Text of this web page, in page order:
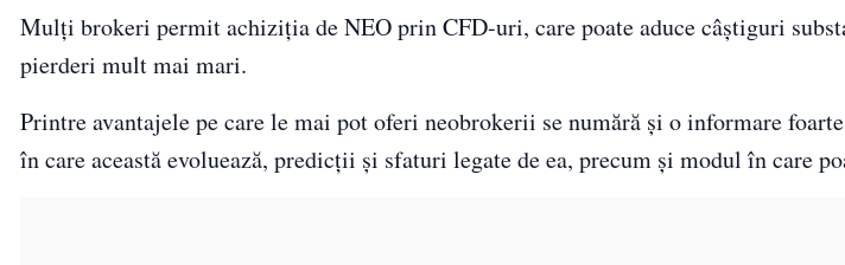
Mulţi brokeri permit achiziţia de NEO prin CFD-uri, care poate aduce câştiguri
pierderi mult mai mari.
Printre avantajele pe care le mai pot oferi neobrokerii se numără şi o informare
în care această evoluează, predicţii şi sfaturi legate de ea, precum şi modul în care